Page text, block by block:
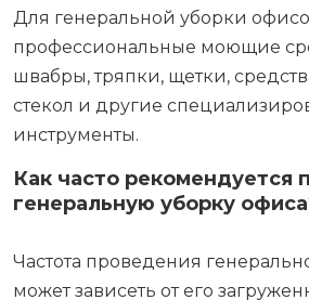
Для генеральной уборки
профессиональные моющие
швабры, тряпки, щетки,
стекол и другие
инструменты.
Как часто рекомендуется
генеральную уборку
Частота проведения
может зависеть от его